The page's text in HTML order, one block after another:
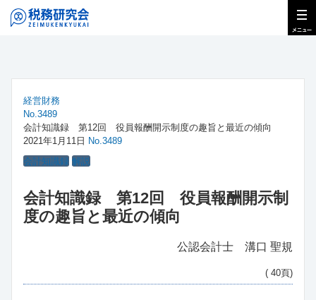
経営財務
No.3489
会計知識録 第12回 役員報酬開示制度の趣旨と最近の傾向
2021年1月11日 No.3489
会計知識録 解説
会計知識録 第12回 役員報酬開示制
度の趣旨と最近の傾向
公認会計士 溝口 聖規
( 40頁)